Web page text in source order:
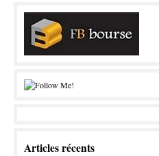
Articles récents